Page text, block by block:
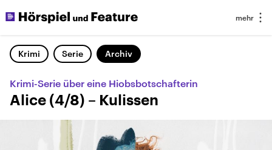
Krimi Serie Archiv
Krimi-Serie über eine Hiobsbotschafterin
Alice (4/8) – Kulissen